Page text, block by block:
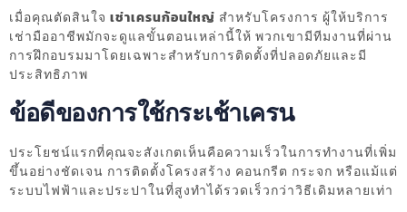
เมื่อคุณตัดสินใจ เช่าเครนก้อนใหญ่ สำหรับโครงการ ผู้ให้บริการ
เช่ามืออาชีพมักจะดูแลขั้นตอนเหล่านี้ให้ พวกเขามีทีมงานที่ผ่าน
การฝึกอบรมมาโดยเฉพาะสำหรับการติดตั้งที่ปลอดภัยและมี
ประสิทธิภาพ
ข้อดีของการใช้กระเช้าเครน
ประโยชน์แรกที่คุณจะสังเกตเห็นคือความเร็วในการทำงานที่เพิ่ม
ขึ้นอย่างชัดเจน การติดตั้งโครงสร้าง คอนกรีต กระจก หรือแม้แต่
ระบบไฟฟ้าและประปาในที่สูงทำได้รวดเร็วกว่าวิธีเดิมหลายเท่า